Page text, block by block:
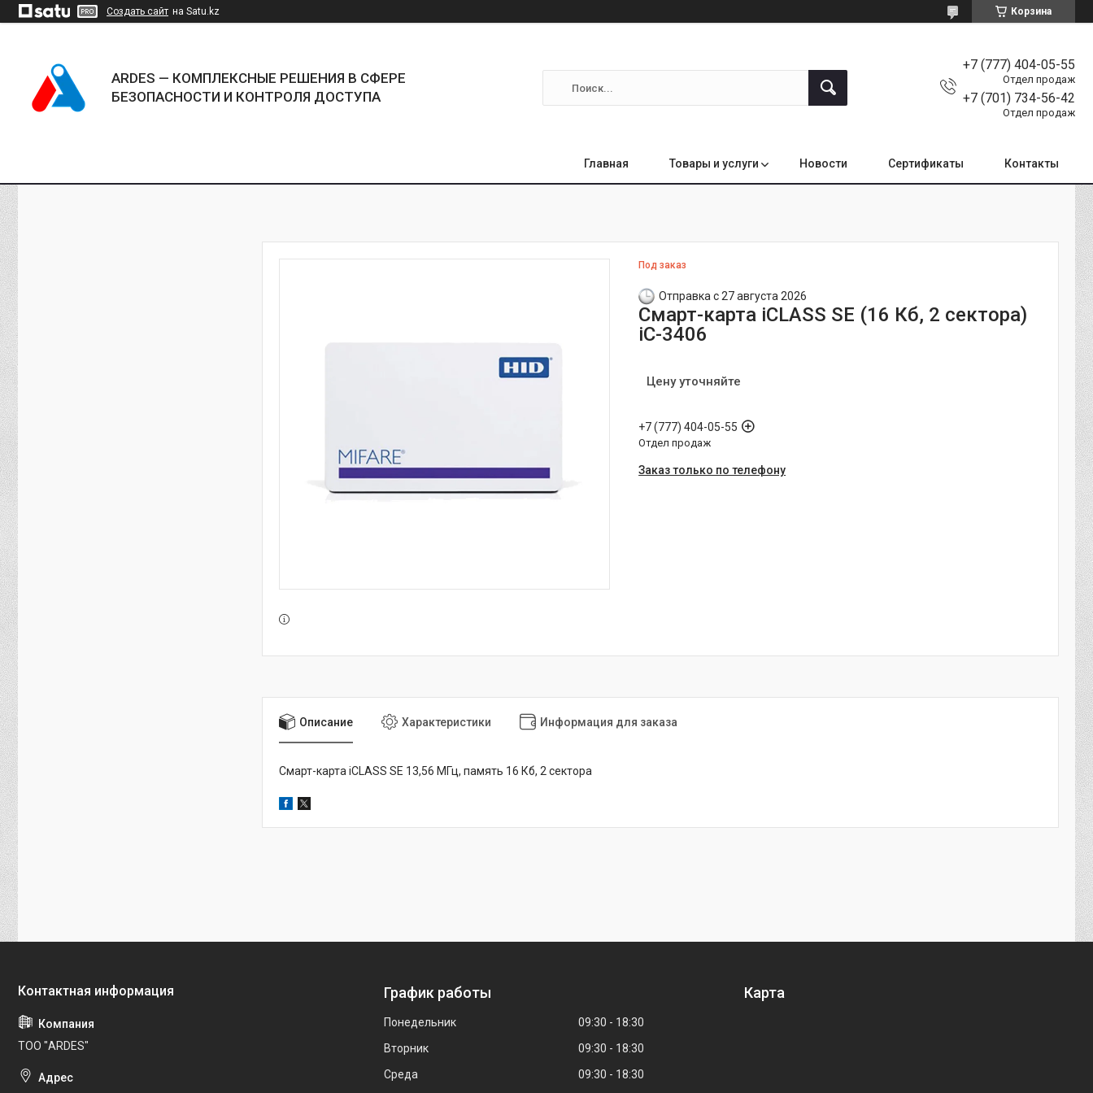
Создать сайт на Satu.kz Корзина
ARDES — КОМПЛЕКСНЫЕ РЕШЕНИЯ В СФЕРЕ
БЕЗОПАСНОСТИ И КОНТРОЛЯ ДОСТУПА
+7 (777) 404-05-55
Отдел продаж
+7 (701) 734-56-42
Отдел продаж
Главная Товары и услуги Новости Сертификаты Контакты
Под заказ
Отправка с 27 августа 2026
Смарт-карта iCLASS SE (16 Кб, 2 сектора)
iC-3406
Цену уточняйте
+7 (777) 404-05-55
Отдел продаж
Заказ только по телефону
Описание Характеристики Информация для заказа
Смарт-карта iCLASS SE 13,56 МГц, память 16 Кб, 2 сектора
ТОО "ARDES"
График работы
Понедельник 09:30
18:30
Вторник
09:30
18:30
Среда
09:30 18:30
Карта